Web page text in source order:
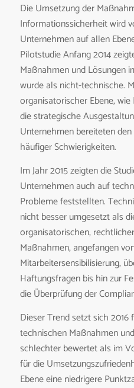
Die Umsetzung der
Informationssicherheit wird
Unternehmen auf allen
Pilotstudie Anfang 2014
Maßnahmen und Lösungen
wurde als nicht-technische.
organisatorischer Ebene,
die strategische
Unternehmen bereiteten
häufiger Schwierigkeiten.
Im Jahr 2015 zeigten die
Unternehmen auch auf
Probleme feststellten.
nicht besser umgesetzt als
organisatorischen,
Maßnahmen, angefangen
Mitarbeitersensibilisierung,
Haftungsfragen bis hin zur
die Überprüfung der
Dieser Trend setzt sich
technischen Maßnahmen
schlechter bewertet als im
für die
Ebene eine niedrigere